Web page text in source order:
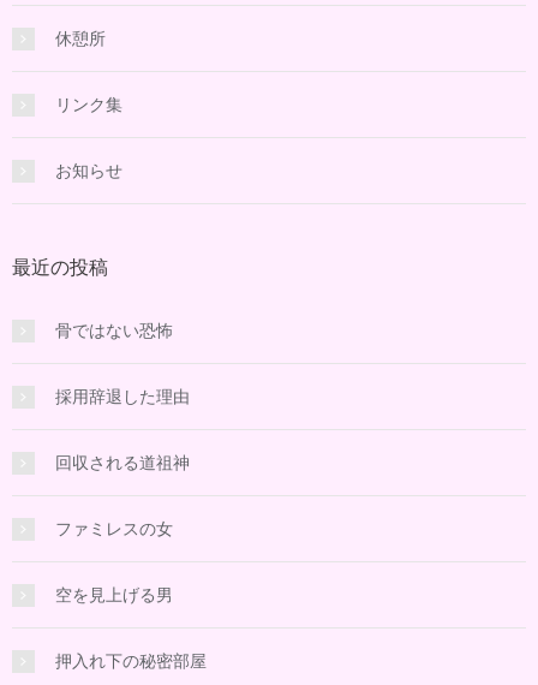
休憩所
リンク集
お知らせ
最近の投稿
骨ではない恐怖
採用辞退した理由
回収される道祖神
ファミレスの女
空を見上げる男
押入れ下の秘密部屋